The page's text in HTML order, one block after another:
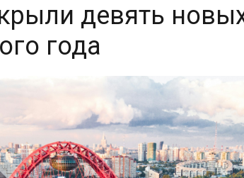
девять
года